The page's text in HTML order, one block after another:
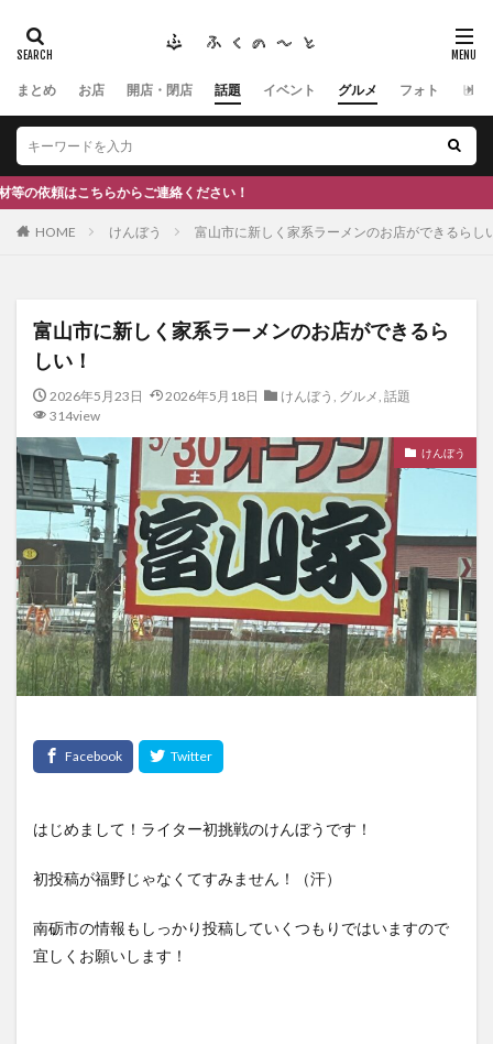
まとめ お店 開店・閉店 話題 イベント グルメ フォト ヒト
らご連絡ください！
HOME けんぼう 富山市に新しく家系ラーメンのお店ができるらし
富山市に新しく家系ラーメンのお店ができるら
しい！
2026年5月23日 2026年5月18日 けんぼう , グルメ, 話題
314view
けんぼう
はじめまして！ライター初挑戦のけんぼうです！
初投稿が福野じゃなくてすみません！（汗）
南砺市の情報もしっかり投稿していくつもりではいますので
宜しくお願いします！
タグ
#ふくの里 南砺 福野 福光
神社
南砺市、蕎麦
スキー場
#イタリアン
ひーちゃん
IOXアローザ #居酒屋
#富山